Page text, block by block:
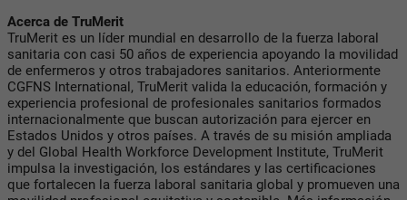
Acerca de TruMerit
TruMerit es un líder mundial en desarrollo de la fuerza laboral
sanitaria con casi 50 años de experiencia apoyando la movilidad
de enfermeros y otros trabajadores sanitarios. Anteriormente
CGFNS International, TruMerit valida la educación, formación y
experiencia profesional de profesionales sanitarios formados
internacionalmente que buscan autorización para ejercer en
Estados Unidos y otros países. A través de su misión ampliada
y del Global Health Workforce Development Institute, TruMerit
impulsa la investigación, los estándares y las certificaciones
que fortalecen la fuerza laboral sanitaria global y promueven una